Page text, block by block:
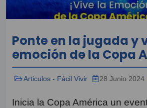
Ponte en la jugada y
emoción de la Copa
Articulos - Fácil Vivir 28 Junio 2024
Inicia la Copa América un